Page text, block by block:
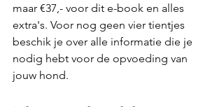
maar €37,- voor dit e-book en alles
extra's. Voor nog geen vier tientjes
beschik je over alle informatie die je
nodig hebt voor de opvoeding van
jouw hond.